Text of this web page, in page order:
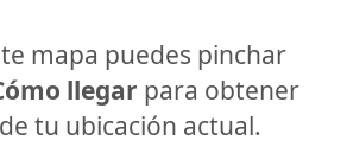
mapa puedes pinchar
llegar para obtener
tu ubicación actual.